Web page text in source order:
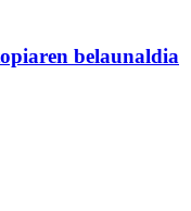
belaunaldia